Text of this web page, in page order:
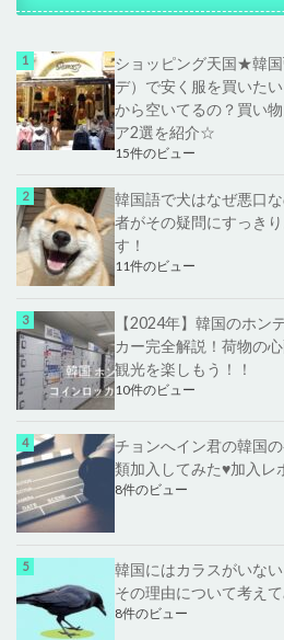
ショッピング天国★韓
デ）で安く服を買いた
から空いてるの？買い
ア2選を紹介☆
15件のビュー
韓国語で犬はなぜ悪口
者がその疑問にすっき
す！
11件のビュー
【2024年】韓国のホン
カー完全解説！荷物の
観光を楽しもう！！
10件のビュー
チョンへイン君の韓国
類加入してみた♥加入レ
8件のビュー
韓国にはカラスがいな
その理由について考えて
8件のビュー